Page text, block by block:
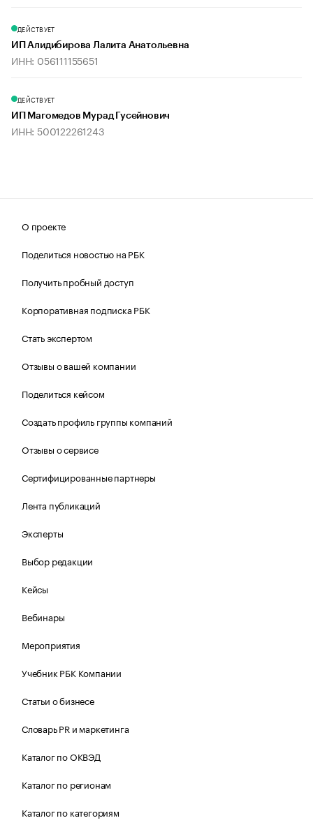
ДЕЙСТВУЕТ
ИП Алидибирова Лалита Анатольевна
ИНН: 056111155651
ДЕЙСТВУЕТ
ИП Магомедов Мурад Гусейнович
ИНН: 500122261243
О проекте
Поделиться новостью на РБК
Получить пробный доступ
Корпоративная подписка РБК
Стать экспертом
Отзывы о вашей компании
Поделиться кейсом
Создать профиль группы компаний
Отзывы о сервисе
Сертифицированные партнеры
Лента публикаций
Эксперты
Выбор редакции
Кейсы
Вебинары
Мероприятия
Учебник РБК Компании
Статьи о бизнесе
Словарь PR и маркетинга
Каталог по ОКВЭД
Каталог по регионам
Каталог по категориям